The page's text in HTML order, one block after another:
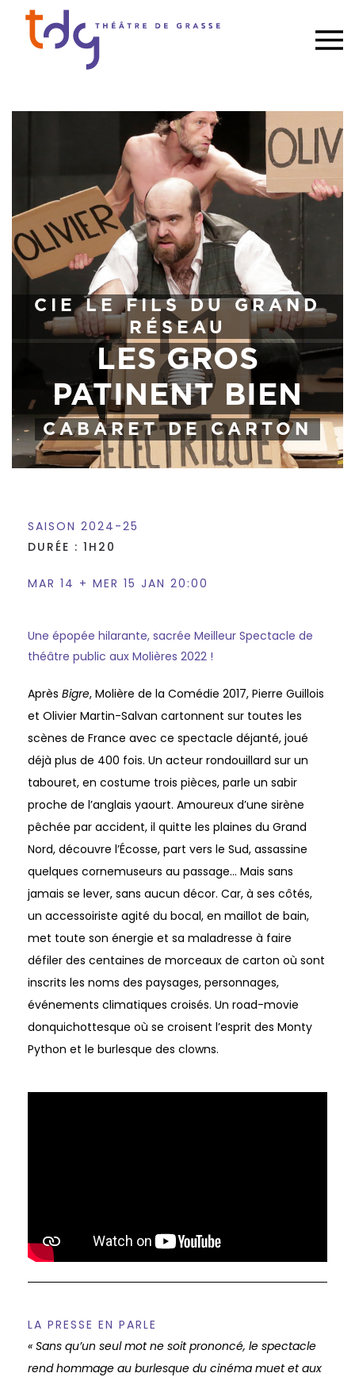
CIE LE FILS DU GRAND
RÉSEAU
LES GROS
PATINENT BIEN
CABARET DE CARTON
SAISON 2024-25
DURÉE : 1H20
MAR 14 + MER 15 JAN 20:00
Une épopée hilarante, sacrée Meilleur Spectacle de
théâtre public aux Molières 2022 !
Après Bigre, Molière de la Comédie 2017, Pierre Guillois
et Olivier Martin-Salvan cartonnent sur toutes les
scènes de France avec ce spectacle déjanté, joué
déjà plus de 400 fois. Un acteur rondouillard sur un
tabouret, en costume trois pièces, parle un sabir
proche de l’anglais yaourt. Amoureux d’une sirène
pêchée par accident, il quitte les plaines du Grand
Nord, découvre l’Écosse, part vers le Sud, assassine
quelques cornemuseurs au passage… Mais sans
jamais se lever, sans aucun décor. Car, à ses côtés,
un accessoiriste agité du bocal, en maillot de bain,
met toute son énergie et sa maladresse à faire
défiler des centaines de morceaux de carton où sont
inscrits les noms des paysages, personnages,
événements climatiques croisés. Un road-movie
donquichottesque où se croisent l’esprit des Monty
Python et le burlesque des clowns.
LA PRESSE EN PARLE
« Sans qu’un seul mot ne soit prononcé, le spectacle
rend hommage au burlesque du cinéma muet et aux